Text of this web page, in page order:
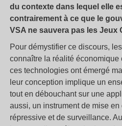
du contexte dans lequel elle
contrairement à ce que le
VSA ne sauvera pas les Jeux
Pour démystifier ce discours,
connaître la réalité
ces technologies ont émergé
leur conception implique un
tout en débouchant sur une
aussi, un instrument de mise
répressive et de surveillance.